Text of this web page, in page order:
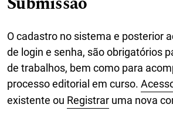
O cadastro no sistema e posterior
de login e senha, são obrigatórios
de trabalhos, bem como para
processo editorial em curso.
existente ou Registrar uma nova